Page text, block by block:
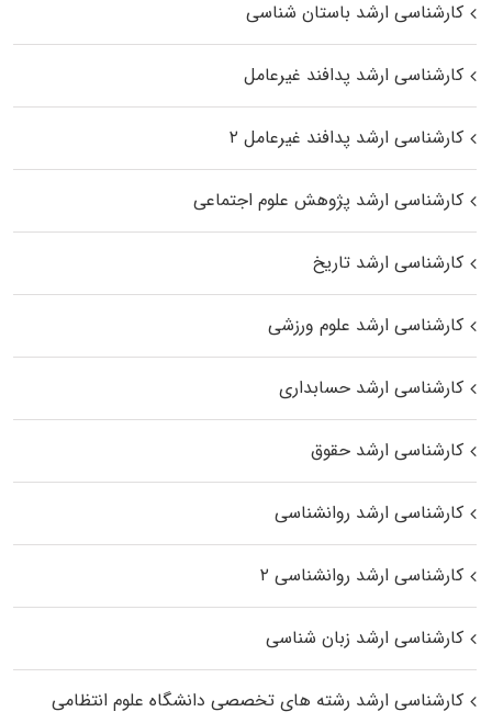
کارشناسی ارشد باستان شناسی
کارشناسی ارشد پدافند غیرعامل
کارشناسی ارشد پدافند غیرعامل ۲
کارشناسی ارشد پژوهش علوم اجتماعی
کارشناسی ارشد تاریخ
کارشناسی ارشد علوم ورزشی
کارشناسی ارشد حسابداری
کارشناسی ارشد حقوق
کارشناسی ارشد روانشناسی
کارشناسی ارشد روانشناسی ۲
کارشناسی ارشد زبان شناسی
کارشناسی ارشد رﺷﺘﻪ ﻫﺎی تخصصی داﻧﺸﮕﺎه ﻋﻠﻮم انتظامی